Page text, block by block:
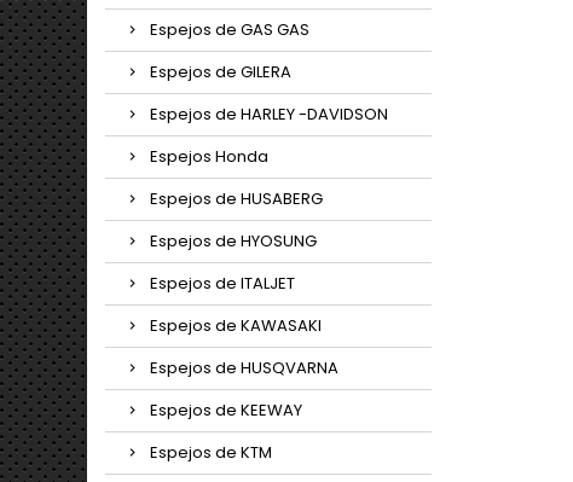
Espejos de GAS GAS
Espejos de GILERA
Espejos de HARLEY -DAVIDSON
Espejos Honda
Espejos de HUSABERG
Espejos de HYOSUNG
Espejos de ITALJET
Espejos de KAWASAKI
Espejos de HUSQVARNA
Espejos de KEEWAY
Espejos de KTM